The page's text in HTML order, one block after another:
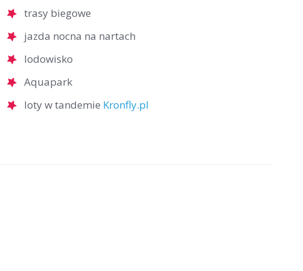
trasy biegowe
jazda nocna na nartach
lodowisko
Aquapark
loty w tandemie Kronfly.pl